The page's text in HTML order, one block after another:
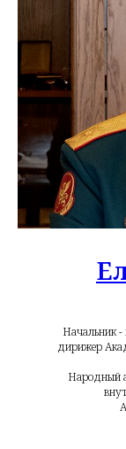
Начальник -
дирижер
Народный